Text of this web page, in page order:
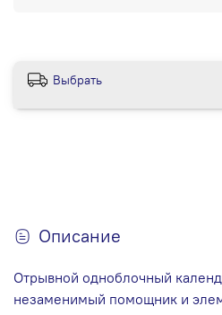
Выбрать
Описание
Отрывной одноблочный
незаменимый помощник и